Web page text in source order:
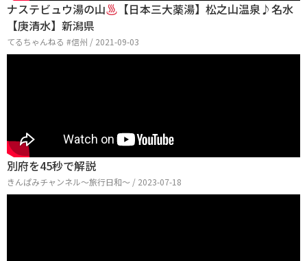
ナステビュウ湯の山
【日本三大薬湯】松之山温泉♪名水
【庚清水】新潟県
てるちゃんねる #信州 / 2021-09-03
別府を45秒で解説
きんぱみチャンネル〜旅行日和〜 / 2023-07-18